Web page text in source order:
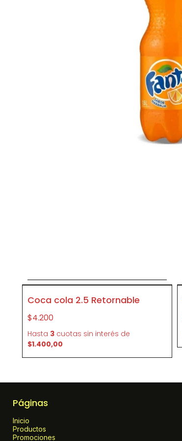
Coca cola 2.5 Retornable
$4.200
Hasta 3 cuotas sin interés de
$1.400,00
Páginas
Inicio
Productos
Promociones